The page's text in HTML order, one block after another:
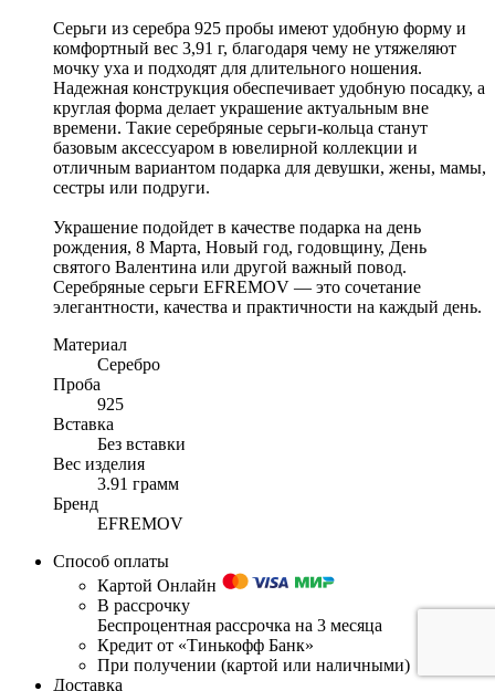
Серьги из серебра 925 пробы имеют удобную форму и
комфортный вес 3,91 г, благодаря чему не утяжеляют
мочку уха и подходят для длительного ношения.
Надежная конструкция обеспечивает удобную посадку, а
круглая форма делает украшение актуальным вне
времени. Такие серебряные серьги-кольца станут
базовым аксессуаром в ювелирной коллекции и
отличным вариантом подарка для девушки, жены, мамы,
сестры или подруги.
Украшение подойдет в качестве подарка на день
рождения, 8 Марта, Новый год, годовщину, День
святого Валентина или другой важный повод.
Серебряные серьги EFREMOV — это сочетание
элегантности, качества и практичности на каждый день.
Материал
Серебро
Проба
925
Вставка
Без вставки
Вес изделия
3.91 грамм
Бренд
EFREMOV
Способ оплаты
Картой Онлайн
В рассрочку
Беспроцентная рассрочка на 3 месяца
Кредит от «Тинькофф Банк»
При получении (картой или наличными)
Доставка